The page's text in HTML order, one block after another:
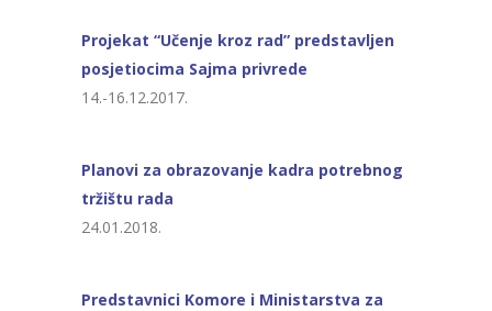
Projekat “Učenje kroz rad” predstavljen
posjetiocima Sajma privrede
14.-16.12.2017.
Planovi za obrazovanje kadra potrebnog
tržištu rada
24.01.2018.
Predstavnici Komore i Ministarstva za